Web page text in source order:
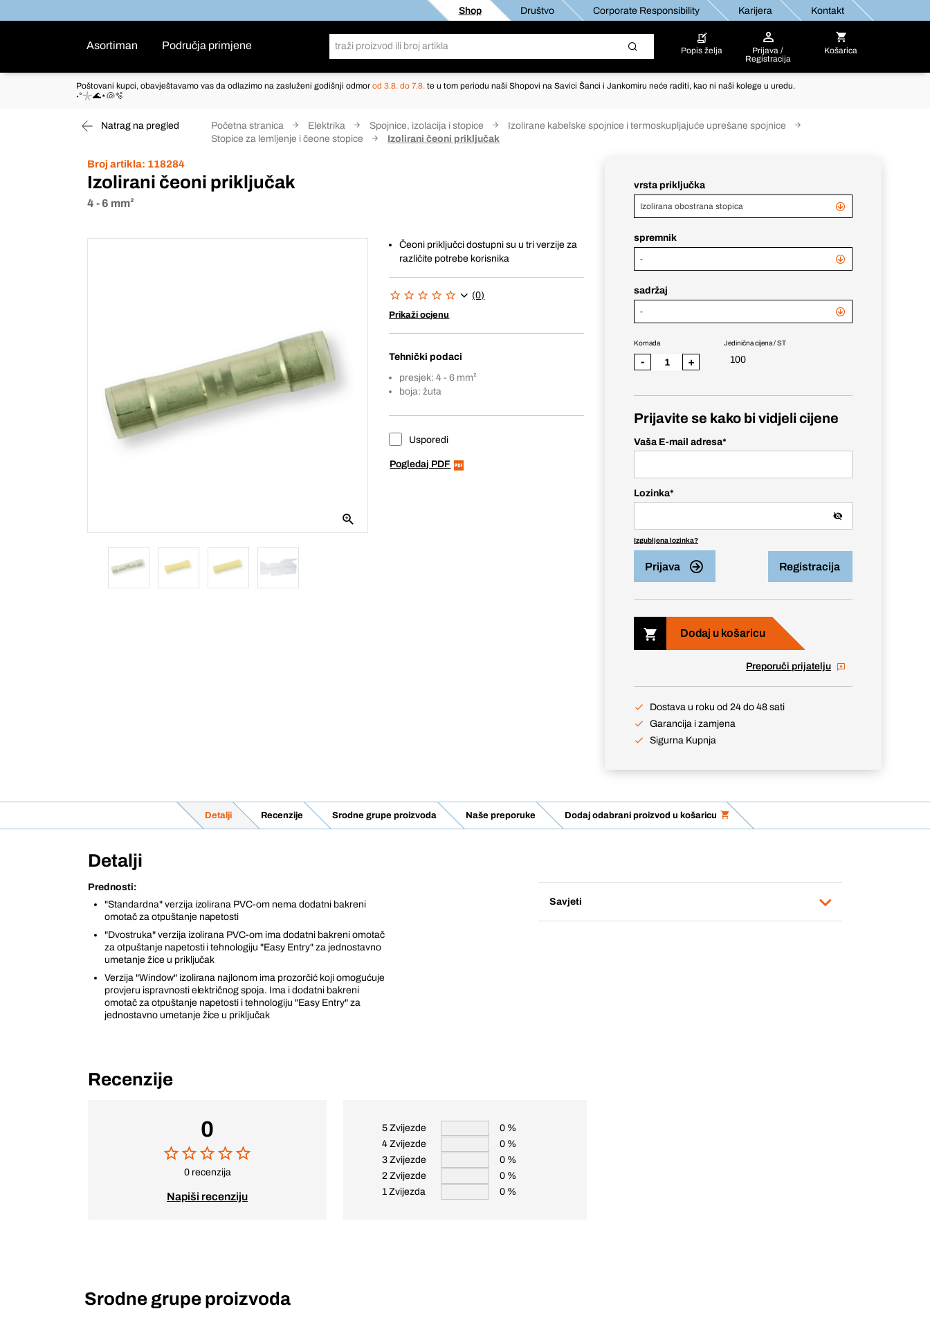
Shop Društvo Corporate Responsibility Karijera Kontakt
Asortiman Područja primjene Popis želja
Prijava /
Registracija
Košarica
Poštovani kupci, obavještavamo vas da odlazimo na zasluženi godišnji odmor od 3.8. do 7.8. te u tom periodu naši Shopovi na Savici Šanci i Jankomiru neće raditi, kao ni naši kolege u uredu.
˖°𓇼🌊⋆🐚🫧
Natrag na pregled Početna stranica Elektrika Spojnice, izolacija i stopice
Izolirane kabelske spojnice i termoskupljajuće uprešane spojnice
Stopice za lemljenje i čeone stopice
Izolirani čeoni priključak
Broj artikla: 118284
Izolirani čeoni priključak
4 - 6 mm²
Čeoni priključci dostupni su u tri verzije za
različite potrebe korisnika
(0)
Prikaži ocjenu
Tehnički podaci
presjek: 4 - 6 mm²
boja: žuta
Usporedi
Pogledaj PDF
vrsta priključka
Izolirana obostrana stopica
spremnik
-
sadržaj
-
Jedinična cijena / ST
100
Komada
- +
Prijavite se kako bi vidjeli cijene
Vaša E-mail adresa*
Lozinka*
Izgubljena lozinka?
Prijava Registracija
Dodaj u košaricu
Preporuči prijatelju
Dostava u roku od 24 do 48 sati
Garancija i zamjena
Sigurna Kupnja
Detalji Recenzije Srodne grupe proizvoda Naše preporuke Dodaj odabrani proizvod u košaricu
Detalji
Prednosti:
"Standardna" verzija izolirana PVC-om nema dodatni bakreni
omotač za otpuštanje napetosti
"Dvostruka" verzija izolirana PVC-om ima dodatni bakreni omotač
za otpuštanje napetosti i tehnologiju "Easy Entry" za jednostavno
umetanje žice u priključak
Verzija "Window" izolirana najlonom ima prozorčić koji omogućuje
provjeru ispravnosti električnog spoja. Ima i dodatni bakreni
omotač za otpuštanje napetosti i tehnologiju "Easy Entry" za
jednostavno umetanje žice u priključak
Savjeti
Recenzije
0
0 recenzija
Napiši recenziju
5 Zvijezde
0 %
4 Zvijezde
0 %
3 Zvijezde
0 %
2 Zvijezde
0 %
1 Zvijezda
0 %
Srodne grupe proizvoda